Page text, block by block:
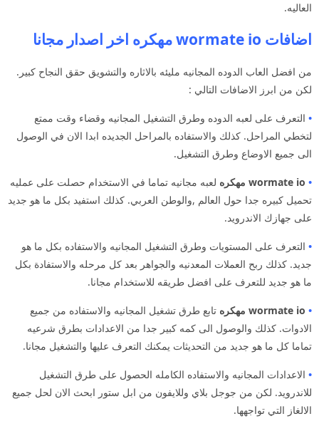
العاليه.
اضافات wormate io مهكره اخر اصدار مجانا
من افضل العاب الدوده المجانيه مليئه بالاثاره والتشويق حقق النجاح كبير.
لكن من ابرز الاضافات التالي :
• التعرف على لعبه الدوده وطرق التشغيل المجانيه وقضاء وقت ممتع
لتخطي المراحل. كذلك والاستفاده بالمراحل الجديده ابدا الان في الوصول
الى جميع الاوضاع وطرق التشغيل.
• wormate io مهكره
لعبه مجانيه تماما في الاستخدام حصلت على عمليه
تحميل كبيره جدا حول العالم ,والوطن العربي. كذلك استفيد بكل ما هو جديد
على جهازك الاندرويد.
• التعرف على المستويات وطرق التشغيل المجانيه والاستفاده بكل ما هو
جديد. كذلك ربح العملات المعدنيه والجواهر بعد كل مرحله والاستفادة بكل
ما هو جديد للتعرف على افضل طريقه للاستخدام مجانا.
• wormate io مهكره
تابع طرق تشغيل المجانيه والاستفاده من جميع
الادوات. كذلك والوصول الى كمه كبير جدا من الاعدادات بطرق شرعيه
تماما كل ما هو جديد من التحديثات يمكنك التعرف عليها والتشغيل مجانا.
• الاعدادات المجانيه والاستفاده الكامله الحصول على طرق التشغيل
للاندرويد. لكن من جوجل بلاي وللايفون من ابل ستور ابحث الان لحل جميع
الالغاز التي تواجهها.